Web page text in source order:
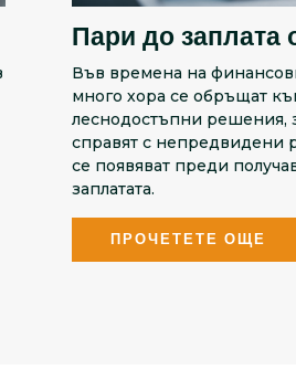
Пари до заплата
Във времена на
много хора се обръщат
леснодостъпни решения,
справят с непредвидени
се появяват преди
заплатата.
ПРОЧЕТЕТЕ ОЩЕ